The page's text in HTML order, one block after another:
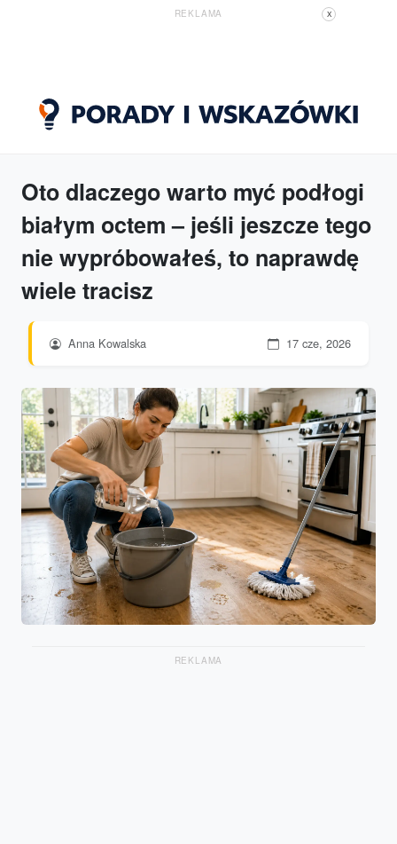
REKLAMA X
Oto dlaczego warto myć podłogi
białym octem – jeśli jeszcze tego
nie wypróbowałeś, to naprawdę
wiele tracisz
Anna Kowalska 17 cze, 2026
REKLAMA